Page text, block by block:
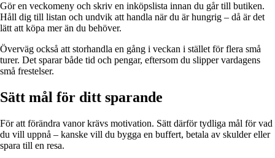
Gör en veckomeny och skriv en inköpslista innan du går till butiken.
Håll dig till listan och undvik att handla när du är hungrig – då är det
lätt att köpa mer än du behöver.
Överväg också att storhandla en gång i veckan i stället för flera små
turer. Det sparar både tid och pengar, eftersom du slipper vardagens
små frestelser.
Sätt mål för ditt sparande
För att förändra vanor krävs motivation. Sätt därför tydliga mål för vad
du vill uppnå – kanske vill du bygga en buffert, betala av skulder eller
spara till en resa.